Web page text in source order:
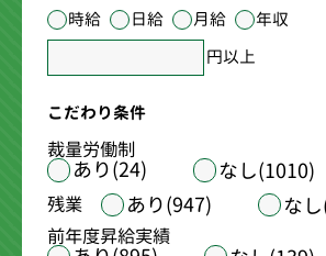
時給
日給 月給
年収
円以上
こだわり条件
裁量労働制
あり(24) なし(1010)
残業 あり(947) な
前年度昇給実績